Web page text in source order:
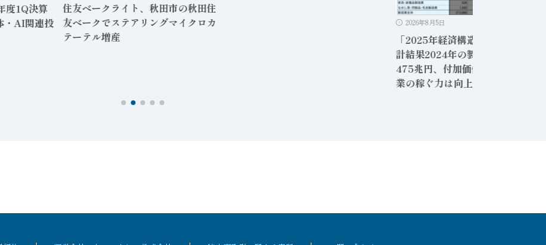
度1Q決算
・AI関連投
住友ベークライト、秋田市の秋田住
友ベークでステアリングマイクロカ
テーテル増産
2026年8月5日
「2025年経済構造実態調査」二次
計結果2024年の製造業の売上高は
475兆円、付加価値額は86兆円製
業の稼ぐ力は向上